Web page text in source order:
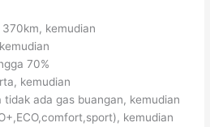
kemudian
70%
kemudian
ada gas buangan, kemudian
kemudian